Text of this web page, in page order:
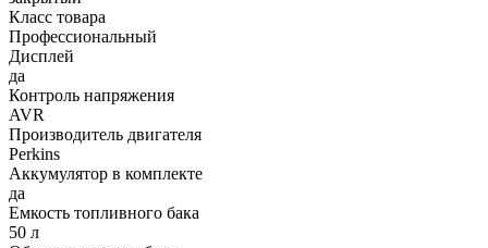
Класс товара
Профессиональный
Дисплей
да
Контроль напряжения
AVR
Производитель двигателя
Perkins
Аккумулятор в комплекте
да
Емкость топливного бака
50 л